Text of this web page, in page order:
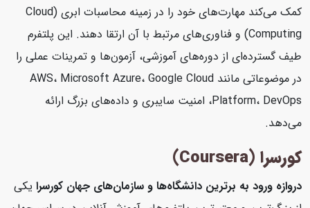
کمک می‌کند مهارت‌های خود را در زمینه محاسبات ابری (Cloud
Computing) و فناوری‌های مرتبط با آن ارتقا دهند. این پلتفرم
طیف گسترده‌ای از دوره‌های آموزشی، آزمون‌ها و تمرینات عملی را
در موضوعاتی مانند AWS، Microsoft Azure، Google Cloud
Platform، DevOps، امنیت سایبری و داده‌های بزرگ ارائه
می‌دهد.
کورسرا (Coursera)
دروازه ورود به برترین دانشگاه‌ها و سازمان‌های جهان کورسرایکی